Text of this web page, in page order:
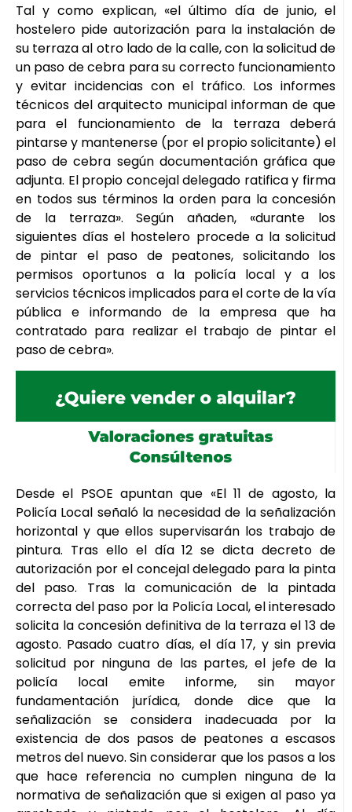
Tal y como explican, «el último día de junio, el
hostelero pide autorización para la instalación de
su terraza al otro lado de la calle, con la solicitud de
un paso de cebra para su correcto funcionamiento
y evitar incidencias con el tráfico. Los informes
técnicos del arquitecto municipal informan de que
para el funcionamiento de la terraza deberá
pintarse y mantenerse (por el propio solicitante) el
paso de cebra según documentación gráfica que
adjunta. El propio concejal delegado ratifica y firma
en todos sus términos la orden para la concesión
de la terraza». Según añaden, «durante los
siguientes días el hostelero procede a la solicitud
de pintar el paso de peatones, solicitando los
permisos oportunos a la policía local y a los
servicios técnicos implicados para el corte de la vía
pública e informando de la empresa que ha
contratado para realizar el trabajo de pintar el
paso de cebra».
Desde el PSOE apuntan que «El 11 de agosto, la
Policía Local señaló la necesidad de la señalización
horizontal y que ellos supervisarán los trabajo de
pintura. Tras ello el día 12 se dicta decreto de
autorización por el concejal delegado para la pinta
del paso. Tras la comunicación de la pintada
correcta del paso por la Policía Local, el interesado
solicita la concesión definitiva de la terraza el 13 de
agosto. Pasado cuatro días, el día 17, y sin previa
solicitud por ninguna de las partes, el jefe de la
policía local emite informe, sin mayor
fundamentación jurídica, donde dice que la
señalización se considera inadecuada por la
existencia de dos pasos de peatones a escasos
metros del nuevo. Sin considerar que los pasos a los
que hace referencia no cumplen ninguna de la
normativa de señalización que si exigen al paso ya